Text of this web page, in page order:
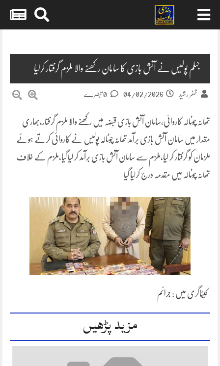
جہلم پولیس نے آتش بازی کا سامان رکھنے والا ملزم گرفتار کرلیا
ظفر رشید 04/02/2026
تھانہ چوٹالہ کاروائی،سامان آتش بازی قبضہ میں رکھنے والا ملزم گرفتار،بھاری
مقدار میں سامان آتش بازی برآمد تھانہ چوٹالہ پولیس نے کاروائی کرتے ہوئے
ملزمان کو گرفتار کر لیا،ملزم سے سامان آتش بازی برآمد کر لیا گیا،ملزم کے خلاف
تھانہ چوٹالہ میں مقدمہ درج کرلیا گیا
کیٹاگری میں : جرائم
مزید پڑھیں